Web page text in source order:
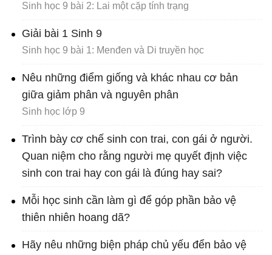
Sinh học 9 bài 2: Lai một cặp tính trạng
Giải bài 1 Sinh 9
Sinh học 9 bài 1: Menđen và Di truyền học
Nêu những điểm giống và khác nhau cơ bản
giữa giảm phân và nguyên phân
Sinh học lớp 9
Trình bày cơ chế sinh con trai, con gái ở người.
Quan niệm cho rằng người mẹ quyết định việc
sinh con trai hay con gái là đúng hay sai?
Mỗi học sinh cần làm gì để góp phần bảo vệ
thiên nhiên hoang dã?
Hãy nêu những biện pháp chủ yếu đển bảo vệ